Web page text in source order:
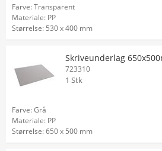
Farve: Transparent
Materiale: PP
Størrelse: 530 x 400 mm
Skriveunderlag
723310
1 Stk
Farve: Grå
Materiale: PP
Størrelse: 650 x 500 mm